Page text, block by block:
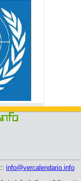
:: info@vercalendario.info